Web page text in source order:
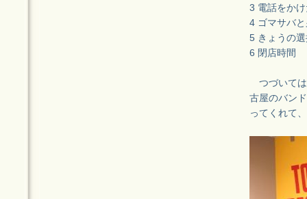
3 電話をか
4 ゴマサバ
5 きょうの
6 閉店時間
つづいては
古屋のバン
ってくれて